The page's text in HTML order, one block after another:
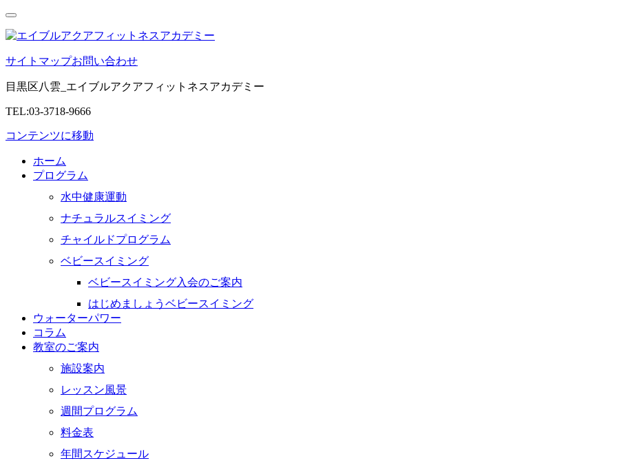
サイトマップお問い合わせ
目黒区八雲_エイブルアクアフィットネスアカデミー
TEL:03-3718-9666
コンテンツに移動
ホーム
プログラム
水中健康運動
ナチュラルスイミング
チャイルドプログラム
ベビースイミング
ベビースイミング入会のご案内
はじめましょうベビースイミング
ウォーターパワー
コラム
教室のご案内
施設案内
レッスン風景
週間プログラム
料金表
年間スケジュール